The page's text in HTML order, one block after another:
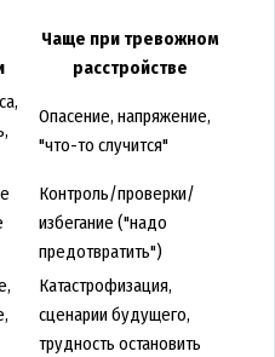
Чаще при тревожном
расстройстве
Опасение, напряжение,
"что-то случится"
Контроль/проверки/
избегание ("надо
предотвратить")
Катастрофизация,
сценарии будущего,
трудность остановить